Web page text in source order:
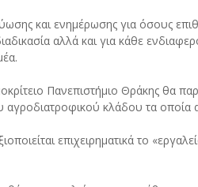
και ενημέρωσης για όσους
αλλά και για κάθε
Πανεπιστήμιο Θράκης θα
αγροδιατροφικού κλάδου τα
επιχειρηματικά το